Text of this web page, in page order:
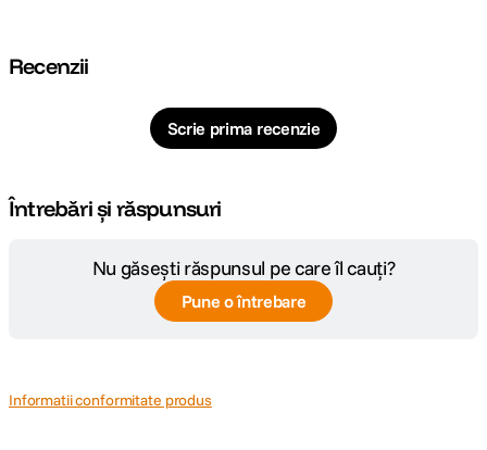
Recenzii
Scrie prima recenzie
Întrebări și răspunsuri
Nu găsești răspunsul pe care îl cauți?
Pune o întrebare
Informatii conformitate produs